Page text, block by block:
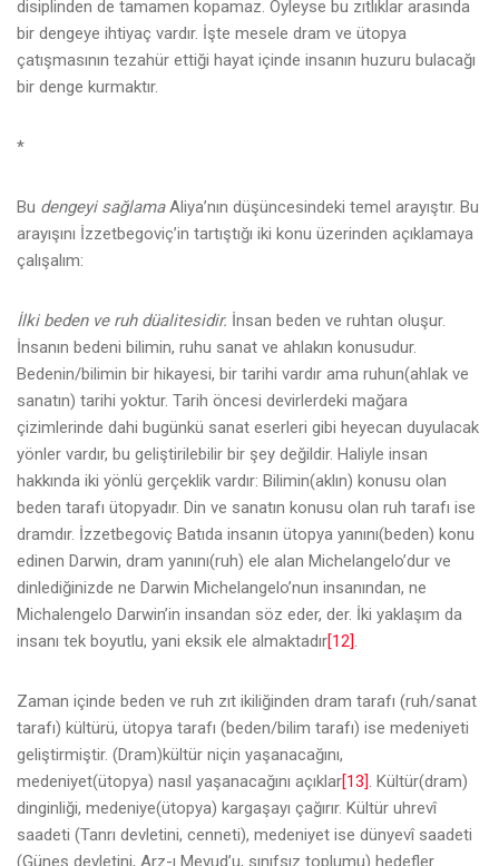
disiplinden de tamamen kopamaz. Öyleyse bu zıtlıklar arasında
bir dengeye ihtiyaç vardır. İşte mesele dram ve ütopya
çatışmasının tezahür ettiği hayat içinde insanın huzuru bulacağı
bir denge kurmaktır.
*
Bu dengeyi sağlamaAliya’nın düşüncesindeki temel arayıştır. Bu
arayışını İzzetbegoviç’in tartıştığı iki konu üzerinden açıklamaya
çalışalım:
İlki beden ve ruh düalitesidir. İnsan beden ve ruhtan oluşur.
İnsanın bedeni bilimin, ruhu sanat ve ahlakın konusudur.
Bedenin/bilimin bir hikayesi, bir tarihi vardır ama ruhun(ahlak ve
sanatın) tarihi yoktur. Tarih öncesi devirlerdeki mağara
çizimlerinde dahi bugünkü sanat eserleri gibi heyecan duyulacak
yönler vardır, bu geliştirilebilir bir şey değildir. Haliyle insan
hakkında iki yönlü gerçeklik vardır: Bilimin(aklın) konusu olan
beden tarafı ütopyadır. Din ve sanatın konusu olan ruh tarafı ise
dramdır. İzzetbegoviç Batıda insanın ütopya yanını(beden) konu
edinen Darwin, dram yanını(ruh) ele alan Michelangelo’dur ve
dinlediğinizde ne Darwin Michelangelo’nun insanından, ne
Michalengelo Darwin’in insandan söz eder, der. İki yaklaşım da
insanı tek boyutlu, yani eksik ele almaktadır[12]
Zaman içinde beden ve ruh zıt ikiliğinden dram tarafı (ruh/sanat
tarafı) kültürü, ütopya tarafı (beden/bilim tarafı) ise medeniyeti
geliştirmiştir. (Dram)kültür niçin yaşanacağını,
medeniyet(ütopya) nasıl yaşanacağını açıklar[13] . Kültür(dram)
dinginliği, medeniye(ütopya) kargaşayı çağırır. Kültür uhrevî
saadeti (Tanrı devletini, cenneti), medeniyet ise dünyevî saadeti
(Güneş devletini, Arz-ı Mevud’u, sınıfsız toplumu) hedefler.